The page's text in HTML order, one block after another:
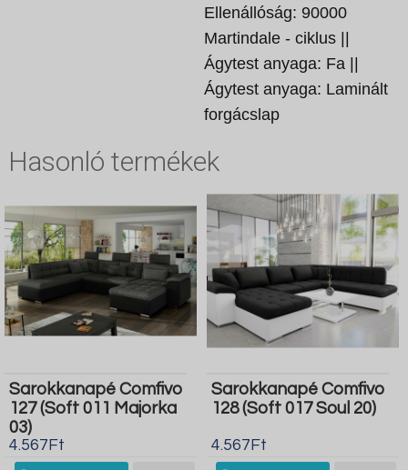
Ellenállóság: 90000
Martindale - ciklus ||
Ágytest anyaga: Fa ||
Ágytest anyaga: Laminált
forgácslap
Hasonló termékek
Sarokkanapé Comfivo
127 (Soft 011 Majorka
03)
4.567Ft
Sarokkanapé Comfivo
128 (Soft 017 Soul 20)
4.567Ft